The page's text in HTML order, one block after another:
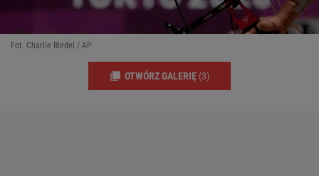
Fot. Charlie Riedel / AP
OTWÓRZ GALERIĘ (3)